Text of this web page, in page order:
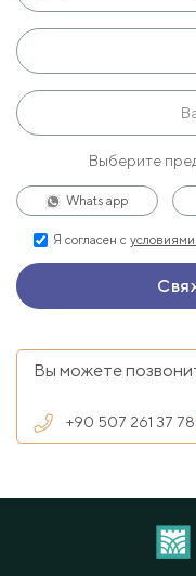
Выберите
Whats app
Я согласен с условиями
Вы можете
+90 507 261 37 78